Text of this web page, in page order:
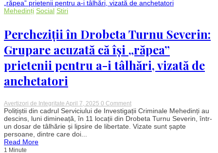
Spitalul
fost
încălcate
legea,
protocoalele
și
demnitatea
umană”
Mehedinți Social Stiri
Percheziții în Drobeta Turnu Severin:
Grupare acuzată că își „răpea”
prietenii pentru a-i tâlhări, vizată de
anchetatori
Avertizori de Integritate April 7, 2025 0 Commenton
Percheziții
în
Drobeta
Turnu
Polițiștii din cadrul Serviciului de Investigații Criminale Mehedinți au
descins, luni dimineață, în 11 locații din Drobeta Turnu Severin, într-
un dosar de tâlhărie și lipsire de libertate. Vizate sunt șapte
persoane, dintre care doi...
Read More
1 Minute